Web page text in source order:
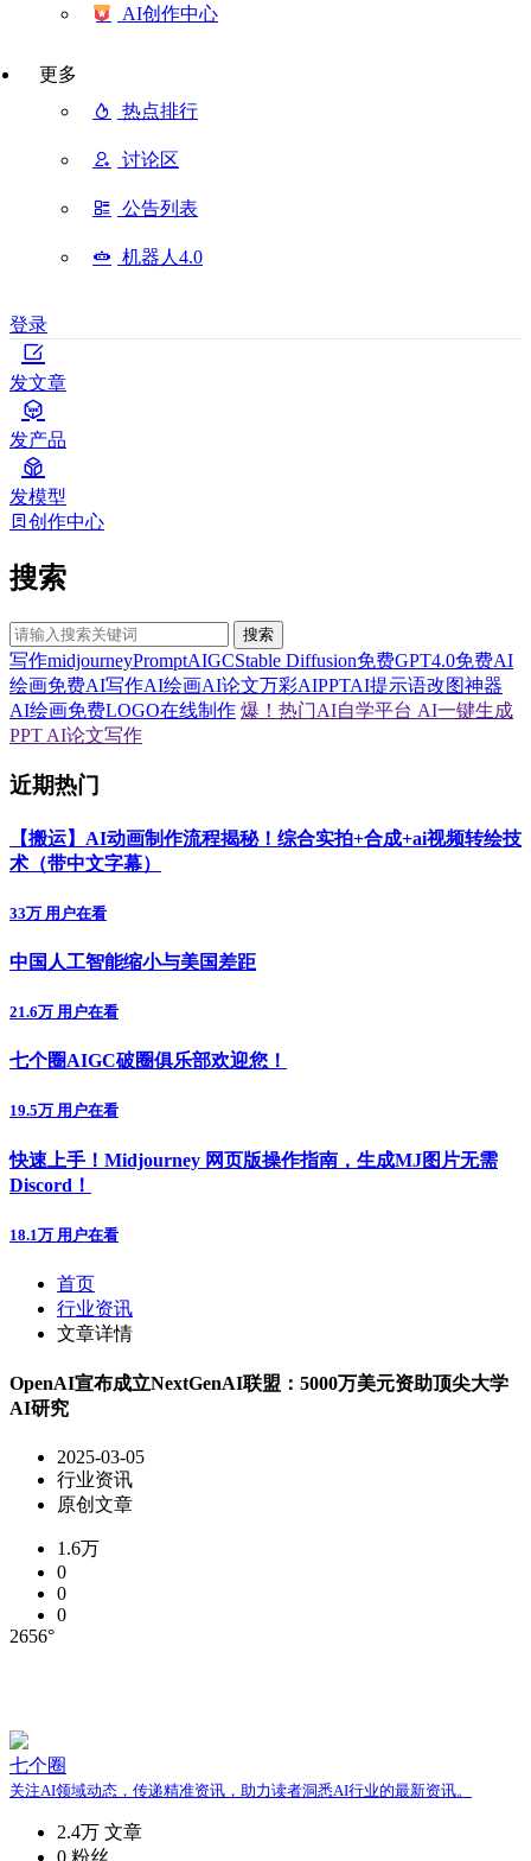
AI创作中心
更多
热点排行
讨论区
公告列表
机器人4.0
登录
发文章
发产品
发模型
创作中心
搜索
搜索
写作midjourneyPromptAIGCStable Diffusion免费GPT4.0免费AI
绘画免费AI写作AI绘画AI论文万彩AIPPTAI提示语改图神器
AI绘画免费LOGO在线制作 爆！热门AI自学平台 AI一键生成
PPT AI论文写作
近期热门
【搬运】AI动画制作流程揭秘！综合实拍+合成+ai视频转绘技
术（带中文字幕）
33万 用户在看
中国人工智能缩小与美国差距
21.6万 用户在看
七个圈AIGC破圈俱乐部欢迎您！
19.5万 用户在看
快速上手！Midjourney 网页版操作指南，生成MJ图片无需
Discord！
18.1万 用户在看
首页
行业资讯
文章详情
OpenAI宣布成立NextGenAI联盟：5000万美元资助顶尖大学
AI研究
2025-03-05
行业资讯
原创文章
1.6万
0
0
0
2656°
七个圈
关注AI领域动态，传递精准资讯，助力读者洞悉AI行业的最新资讯。
2.4万 文章